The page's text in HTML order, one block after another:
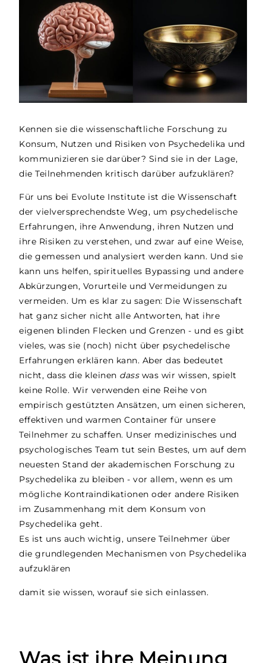
Kennen sie die wissenschaftliche Forschung zu
Konsum, Nutzen und Risiken von Psychedelika und
kommunizieren sie darüber? Sind sie in der Lage,
die Teilnehmenden kritisch darüber aufzuklären?
Für uns bei Evolute Institute ist die Wissenschaft
der vielversprechendste Weg, um psychedelische
Erfahrungen, ihre Anwendung, ihren Nutzen und
ihre Risiken zu verstehen, und zwar auf eine Weise,
die gemessen und analysiert werden kann. Und sie
kann uns helfen, spirituelles Bypassing und andere
Abkürzungen, Vorurteile und Vermeidungen zu
vermeiden. Um es klar zu sagen: Die Wissenschaft
hat ganz sicher nicht alle Antworten, hat ihre
eigenen blinden Flecken und Grenzen - und es gibt
vieles, was sie (noch) nicht über psychedelische
Erfahrungen erklären kann. Aber das bedeutet
nicht, dass die kleinen dasswas wir wissen, spielt
keine Rolle. Wir verwenden eine Reihe von
empirisch gestützten Ansätzen, um einen sicheren,
effektiven und warmen Container für unsere
Teilnehmer zu schaffen. Unser medizinisches und
psychologisches Team tut sein Bestes, um auf dem
neuesten Stand der akademischen Forschung zu
Psychedelika zu bleiben - vor allem, wenn es um
mögliche Kontraindikationen oder andere Risiken
im Zusammenhang mit dem Konsum von
Psychedelika geht.
Es ist uns auch wichtig, unsere Teilnehmer über
die grundlegenden Mechanismen von Psychedelika
aufzuklären
damit sie wissen, worauf sie sich einlassen.
Was ist ihre Meinung